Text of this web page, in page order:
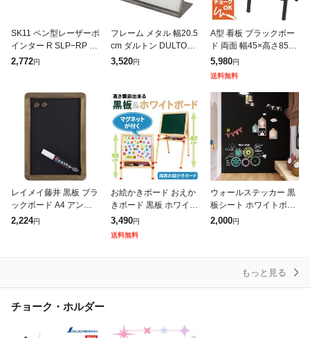
SK11 ペン型レーザーポ
インター R SLP−RP 大
工道具 測定具 レーザー
2,772円
フレーム メタル 幅20.5
cm ダルトン DULTON (
写真立て フォトフレー
3,520円
A型 看板 ブラックボー
ド 両面 幅45×高さ85c
m スタンドボード メニ
ューボード ウェルカム
5,980円
送料無料
レイメイ藤井 黒板 ブラ
ックボード A4 アンテ
ィーク つや消し加工 マ
2,224円
お絵かきボード おえか
きボード 黒板 ホワイト
ボード 子供 小型 両面 A
型 スタンド 高さ調節
3,490円
送料無料
ウォールステッカー 黒
板シート ホワイトボー
ド 200cm はがせる 壁
2,000円
もっと見る
チョーク・ホルダー